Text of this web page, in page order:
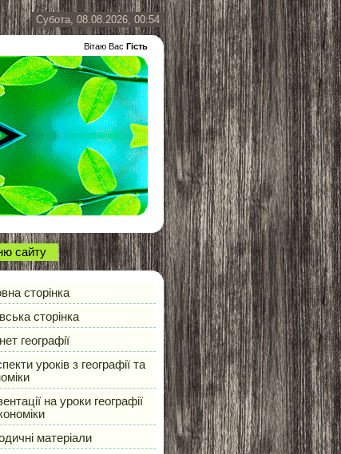
Субота, 08.08.2026, 00:54
Вітаю Вас Гість
сайту
сторінка
сторінка
географії
уроків з географії та
на уроки географії
матеріали